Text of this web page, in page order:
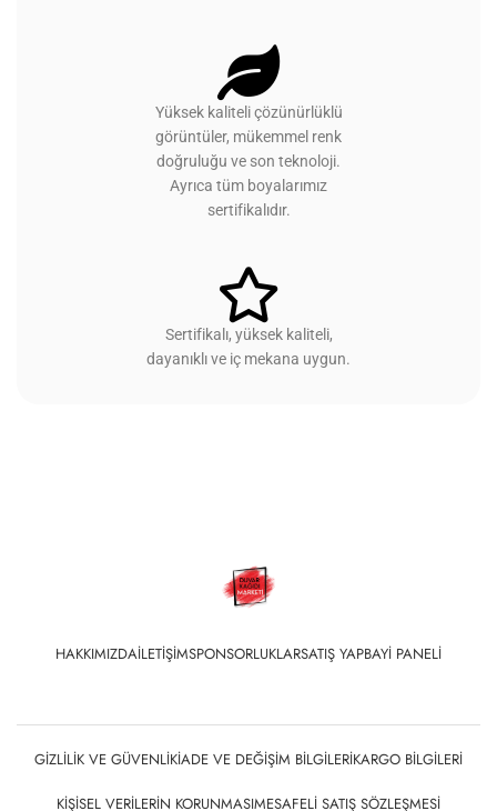
Yüksek kaliteli çözünürlüklü
görüntüler, mükemmel renk
doğruluğu ve son teknoloji.
Ayrıca tüm boyalarımız
sertifikalıdır.
Sertifikalı, yüksek kaliteli,
dayanıklı ve iç mekana uygun.
HAKKIMIZDAİLETIŞIMSPONSORLUKLARSATIŞ YAPBAYI PANELI
GIZLILIK VE GÜVENLIKİADE VE DEĞIŞIM BILGILERIKARGO BILGILERI
KIŞISEL VERILERIN KORUNMASIMESAFELI SATIŞ SÖZLEŞMESI